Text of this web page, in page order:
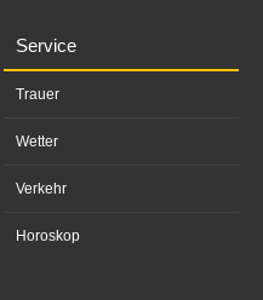
Service
Trauer
Wetter
Verkehr
Horoskop